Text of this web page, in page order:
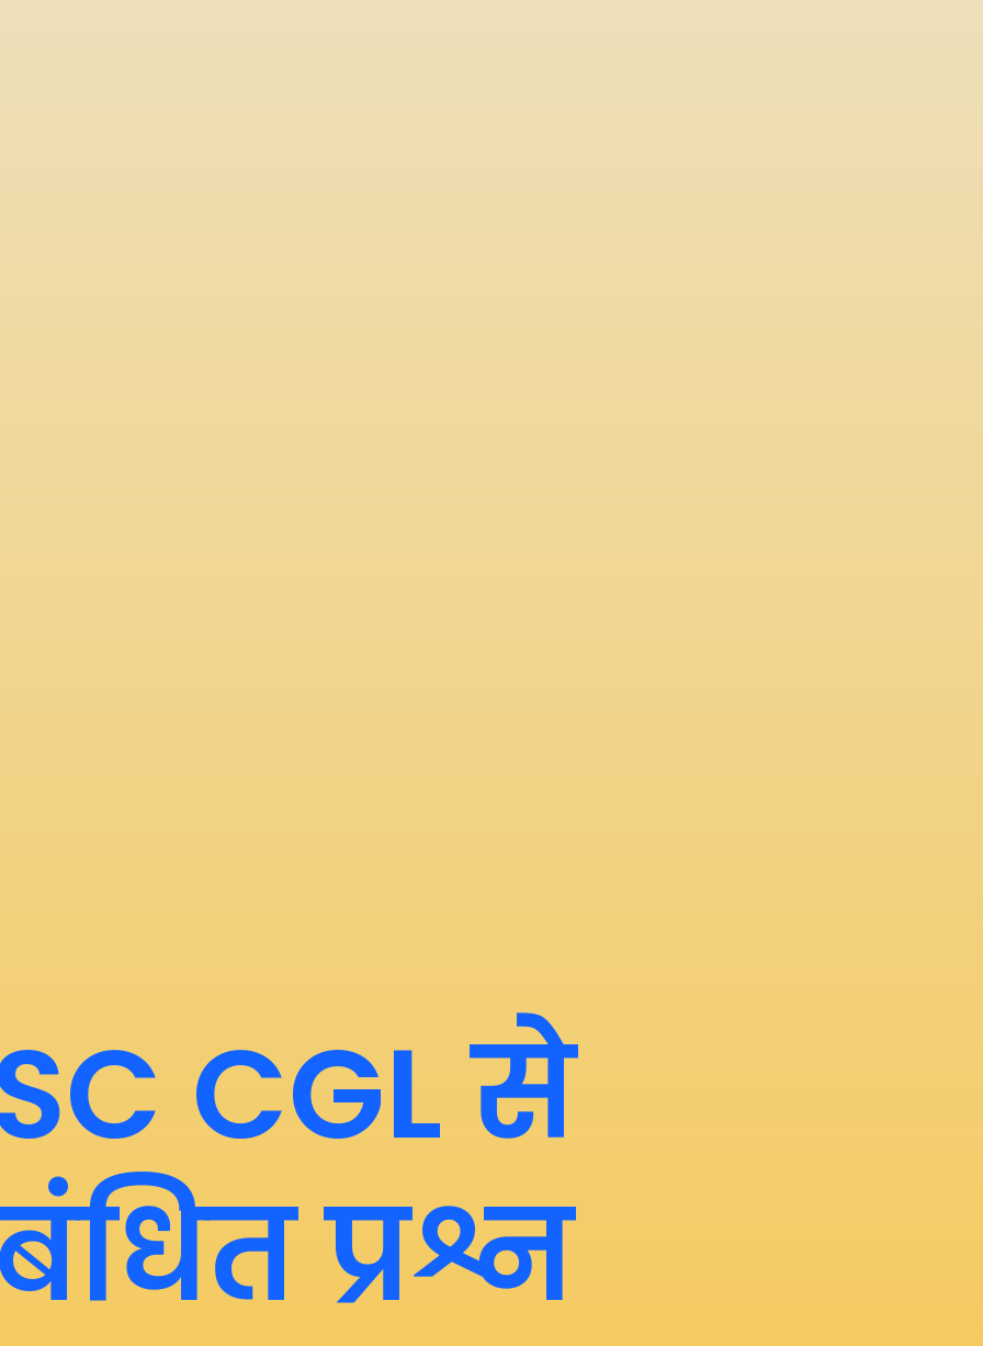
CGL से
प्रश्न